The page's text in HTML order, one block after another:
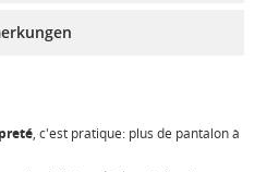
, c'est pratique: plus de pantalon à